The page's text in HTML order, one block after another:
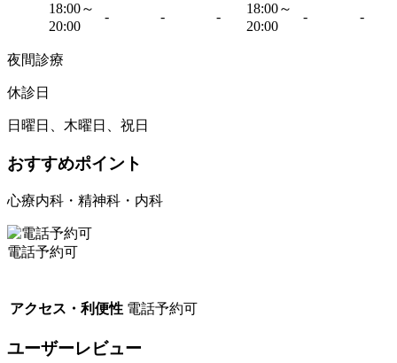
18:00～
20:00
- - -
18:00～
20:00
- -
夜間診療
休診日
日曜日、木曜日、祝日
おすすめポイント
心療内科・精神科・内科
電話予約可
アクセス・利便性 電話予約可
ユーザーレビュー